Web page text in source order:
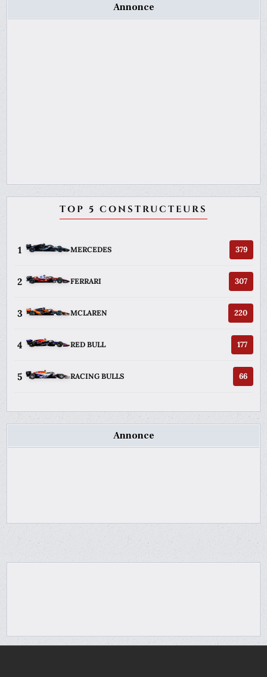
Annonce
TOP 5 CONSTRUCTEURS
1 MERCEDES 379
2 FERRARI 307
3 MCLAREN 220
4 RED BULL 177
5 RACING BULLS 66
Annonce